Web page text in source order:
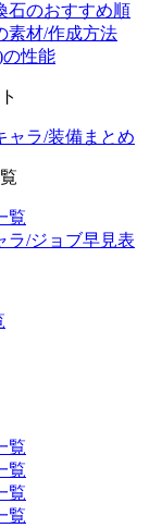
石のおすすめ順
素材/作成方法
の性能
ャラ/装備まとめ
覧
ラ/ジョブ早見表
覧
覧
覧
覧